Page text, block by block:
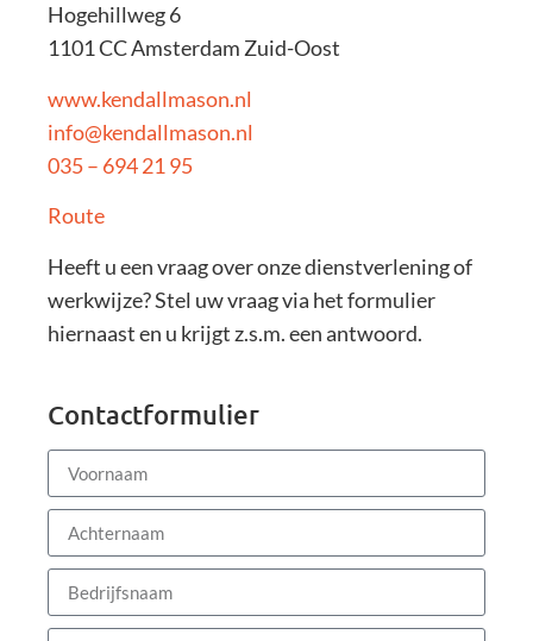
Hogehillweg 6
1101 CC Amsterdam Zuid-Oost
www.kendallmason.nl
info@kendallmason.nl
035 – 694 21 95
Route
Heeft u een vraag over onze dienstverlening of
werkwijze? Stel uw vraag via het formulier
hiernaast en u krijgt z.s.m. een antwoord.
Contactformulier